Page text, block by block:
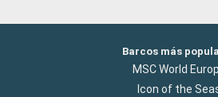
Barcos más
MSC World
Icon of the